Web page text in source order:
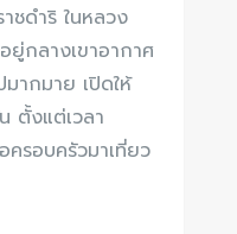
ชดำริ ในหลวง
กลางเขาอากาศ
มากมาย เปิดให้
ตั้งแต่เวลา
รอบครัวมาเที่ยว